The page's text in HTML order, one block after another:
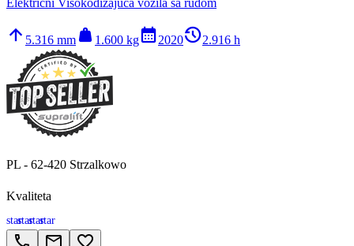
Električni Visokodizajuća vozila sa rudom
arrow_upward 5.316 mm weight 1.600 kgcalendar_month2020history_22.916 h
PL - 62-420 Strzalkowo
Kvaliteta
starstarstarstar
call email favorite_border